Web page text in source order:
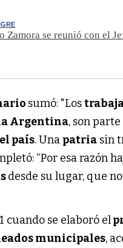
Zamora se reunió con el
sumó: "Los
Argentina, son
país. Una patria sin
“Por esa razón
desde su lugar, que
cuando se elaboró el
municipales,